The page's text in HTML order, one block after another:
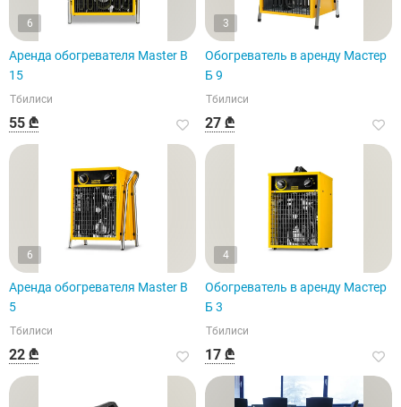
6
Аренда обогревателя Master B
15
Тбилиси
55 ₾
3
Обогреватель в аренду Мастер
Б 9
Тбилиси
27 ₾
6
Аренда обогревателя Master B
5
Тбилиси
22 ₾
4
Обогреватель в аренду Мастер
Б 3
Тбилиси
17 ₾